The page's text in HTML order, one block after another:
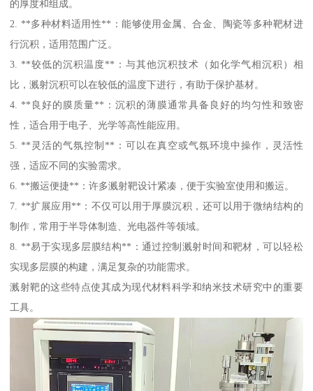
的厚度和组成。
2. **多种材料适用性**：能够使用金属、合金、陶瓷等多种靶材进
行沉积，适用范围广泛。
3. **较低的沉积温度**：与其他沉积技术（如化学气相沉积）相
比，溅射沉积可以在较低的温度下进行，有助于保护基材。
4. **良好的膜质量**：沉积的薄膜通常具备良好的均匀性和致密
性，适合用于电子、光学等高性能应用。
5. **灵活的气氛控制**：可以在真空或气氛环境中操作，灵活性
强，适应不同的实验需求。
6. **搬运便捷**：许多溅射靶设计紧凑，便于实验室使用和搬运。
7. **扩展应用**：不仅可以用于厚膜沉积，还可以用于微纳结构的
制作，常用于半导体制造、光电器件等领域。
8. **易于实现多层膜结构**：通过控制溅射时间和靶材，可以轻松
实现多层膜的构建，满足复杂的功能需求。
溅射靶的这些特点使其成为现代材料科学和纳米技术研究中的重要
工具。